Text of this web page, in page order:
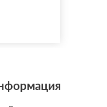
чувства,
????